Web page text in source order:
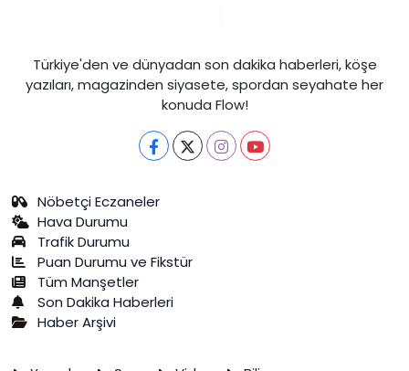
Türkiye'den ve dünyadan son dakika haberleri, köşe
yazıları, magazinden siyasete, spordan seyahate her
konuda Flow!
Nöbetçi Eczaneler
Hava Durumu
Trafik Durumu
Puan Durumu ve Fikstür
Tüm Manşetler
Son Dakika Haberleri
Haber Arşivi